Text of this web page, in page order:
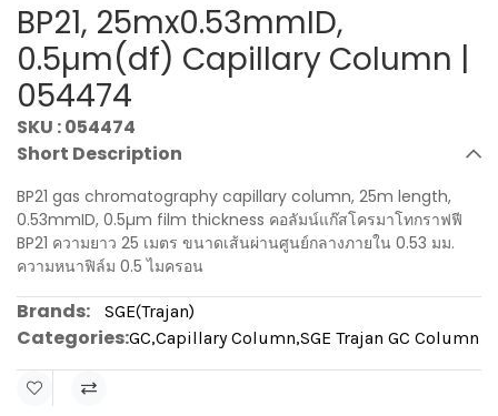
BP21, 25mx0.53mmID,
0.5µm(df) Capillary Column |
054474
SKU : 054474
Short Description
BP21 gas chromatography capillary column, 25m length,
0.53mmID, 0.5µm film thickness คอลัมน์แก๊สโครมาโทกราฟฟี
BP21 ความยาว 25 เมตร ขนาดเส้นผ่านศูนย์กลางภายใน 0.53 มม.
ความหนาฟิล์ม 0.5 ไมครอน
Brands: SGE(Trajan)
Categories:GC,Capillary Column,SGE Trajan GC Column